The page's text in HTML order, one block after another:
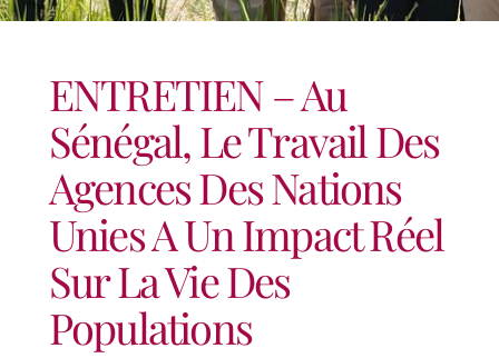
ENTRETIEN – Au
Sénégal, Le Travail Des
Agences Des Nations
Unies A Un Impact Réel
Sur La Vie Des
Populations